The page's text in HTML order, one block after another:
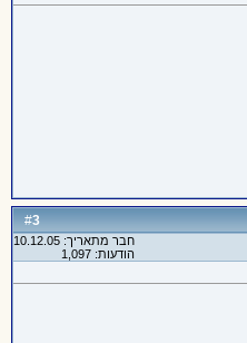
#
3
חבר מתאריך: 10.12.05
הודעות: 1,097